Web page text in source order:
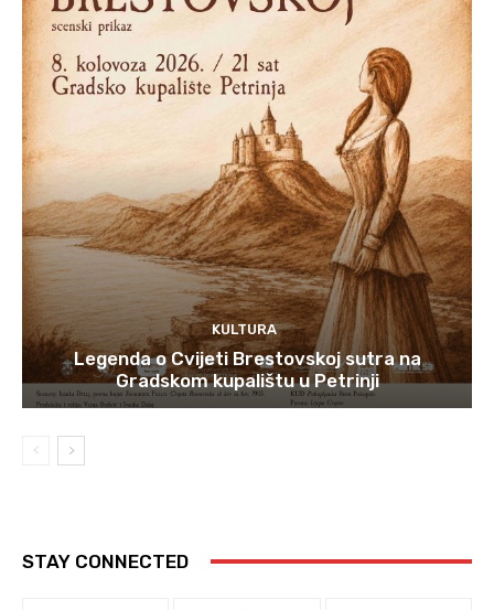
KULTURA
Legenda o Cvijeti Brestovskoj sutra na
Gradskom kupalištu u Petrinji
STAY CONNECTED